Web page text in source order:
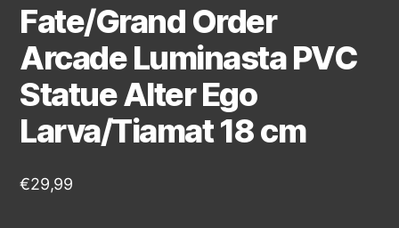
Fate/Grand Order
Arcade Luminasta PVC
Statue Alter Ego
Larva/Tiamat 18 cm
€29,99